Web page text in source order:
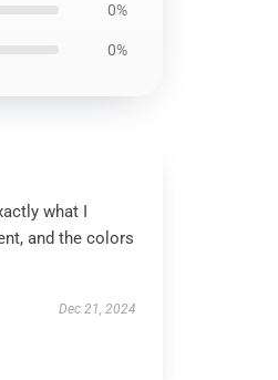
0%
0%
what I
and the colors
Dec 21, 2024